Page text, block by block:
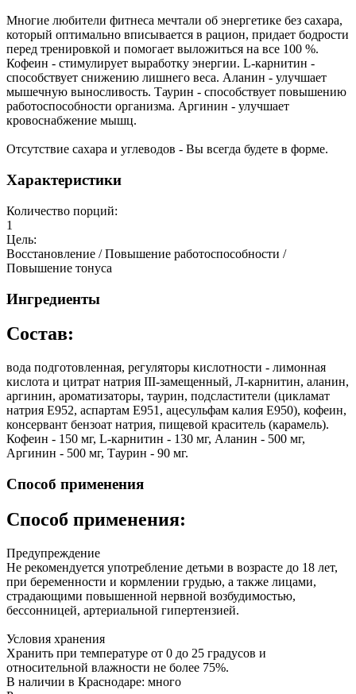
Многие любители фитнеса мечтали об энергетике без сахара,
который оптимально вписывается в рацион, придает бодрости
перед тренировкой и помогает выложиться на все 100 %.
Кофеин - стимулирует выработку энергии. L-карнитин -
способствует снижению лишнего веса. Аланин - улучшает
мышечную выносливость. Таурин - способствует повышению
работоспособности организма. Аргинин - улучшает
кровоснабжение мышц.
Отсутствие сахара и углеводов - Вы всегда будете в форме.
Характеристики
Количество порций:
1
Цель:
Восстановление / Повышение работоспособности /
Повышение тонуса
Ингредиенты
Состав:
вода подготовленная, регуляторы кислотности - лимонная
кислота и цитрат натрия III-замещенный, Л-карнитин, аланин,
аргинин, ароматизаторы, таурин, подсластители (цикламат
натрия Е952, аспартам Е951, ацесульфам калия Е950), кофеин,
консервант бензоат натрия, пищевой краситель (карамель).
Кофеин - 150 мг, L-карнитин - 130 мг, Аланин - 500 мг,
Аргинин - 500 мг, Таурин - 90 мг.
Способ применения
Способ применения:
Предупреждение
Не рекомендуется употребление детьми в возрасте до 18 лет,
при беременности и кормлении грудью, а также лицами,
страдающими повышенной нервной возбудимостью,
бессонницей, артериальной гипертензией.
Условия хранения
Хранить при температуре от 0 до 25 градусов и
относительной влажности не более 75%.
В наличии в Краснодаре: много